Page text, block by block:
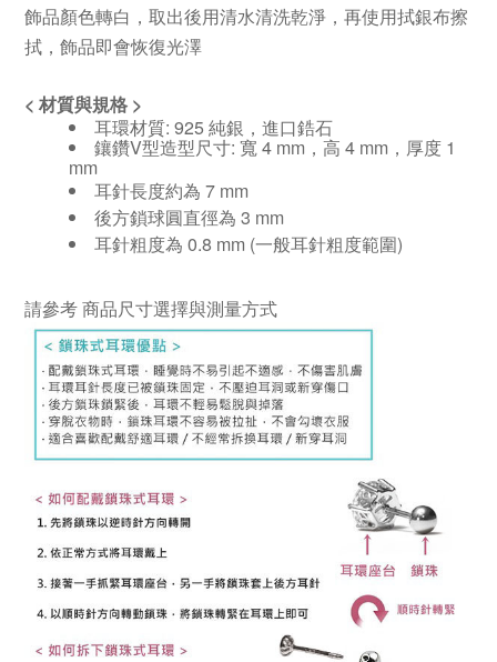
飾品顏色轉白，取出後用清水清洗乾淨，再使用拭銀布擦
拭，飾品即會恢復光澤
< 材質與規格 >
耳環材質: 925 純銀，進口鋯石
鑲鑽V型造型尺寸: 寬 4 mm，高 4 mm，厚度 1
mm
耳針長度約為 7 mm
後方鎖球圓直徑為 3 mm
耳針粗度為 0.8 mm (一般耳針粗度範圍)
請參考商品尺寸選擇與測量方式